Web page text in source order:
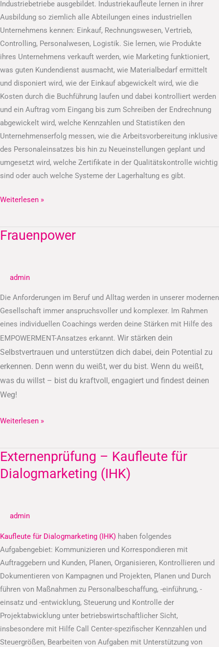
Industriebetriebe ausgebildet. Industriekaufleute lernen in ihrer
Ausbildung so ziemlich alle Abteilungen eines industriellen
Unternehmens kennen: Einkauf, Rechnungswesen, Vertrieb,
Controlling, Personalwesen, Logistik. Sie lernen, wie Produkte
ihres Unternehmens verkauft werden, wie Marketing funktioniert,
was guten Kundendienst ausmacht, wie Materialbedarf ermittelt
und disponiert wird, wie der Einkauf abgewickelt wird, wie die
Kosten durch die Buchführung laufen und dabei kontrolliert werden
und ein Auftrag vom Eingang bis zum Schreiben der Endrechnung
abgewickelt wird, welche Kennzahlen und Statistiken den
Unternehmenserfolg messen, wie die Arbeitsvorbereitung inklusive
des Personaleinsatzes bis hin zu Neueinstellungen geplant und
umgesetzt wird, welche Zertifikate in der Qualitätskontrolle wichtig
sind oder auch welche Systeme der Lagerhaltung es gibt.
Weiterlesen »
Frauenpower
admin
Die Anforderungen im Beruf und Alltag werden in unserer modernen
Gesellschaft immer anspruchsvoller und komplexer. Im Rahmen
eines individuellen Coachings werden deine Stärken mit Hilfe des
EMPOWERMENT-Ansatzes erkannt. Wir stärken dein
Selbstvertrauen und unterstützen dich dabei, dein Potential zu
erkennen. Denn wenn du weißt, wer du bist. Wenn du weißt,
was du willst – bist du kraftvoll, engagiert und findest deinen
Weg!
Frauenpower
Weiterlesen »
Externenprüfung – Kaufleute für
Dialogmarketing (IHK)
admin
Kaufleute für Dialogmarketing (IHK) haben folgendes
Aufgabengebiet: Kommunizieren und Korrespondieren mit
Auftraggebern und Kunden, Planen, Organisieren, Kontrollieren und
Dokumentieren von Kampagnen und Projekten, Planen und Durch
führen von Maßnahmen zu Personalbeschaffung, -einführung, -
einsatz und -entwicklung, Steuerung und Kontrolle der
Projektabwicklung unter betriebswirtschaftlicher Sicht,
insbesondere mit Hilfe Call Center-spezifischer Kennzahlen und
Steuergrößen, Bearbeiten von Aufgaben mit Unterstützung von
Externenprüfung
–
Kaufleute
(IHK)